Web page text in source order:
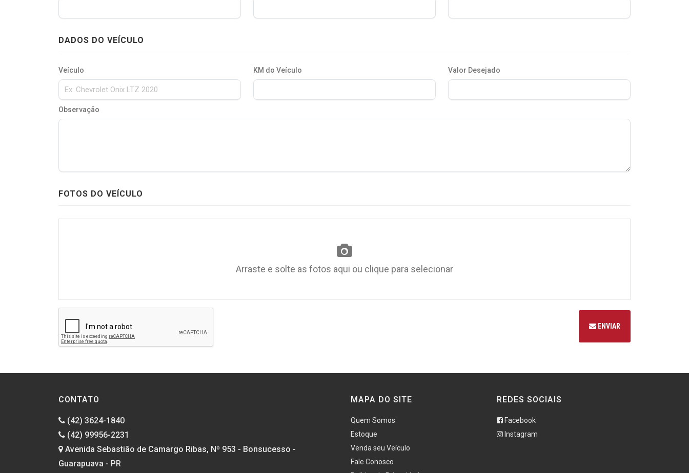
DADOS DO VEÍCULO
Veículo KM do Veículo Valor Desejado
Observação
FOTOS DO VEÍCULO
Arraste e solte as fotos aqui ou clique para selecionar
ENVIAR
CONTATO
(42) 3624-1840
(42) 99956-2231
Avenida Sebastião de Camargo Ribas, Nº 953 - Bonsucesso -
Guarapuava - PR
MAPA DO SITE
Quem Somos
Estoque
Venda seu Veículo
Fale Conosco
REDES SOCIAIS
Facebook
Instagram